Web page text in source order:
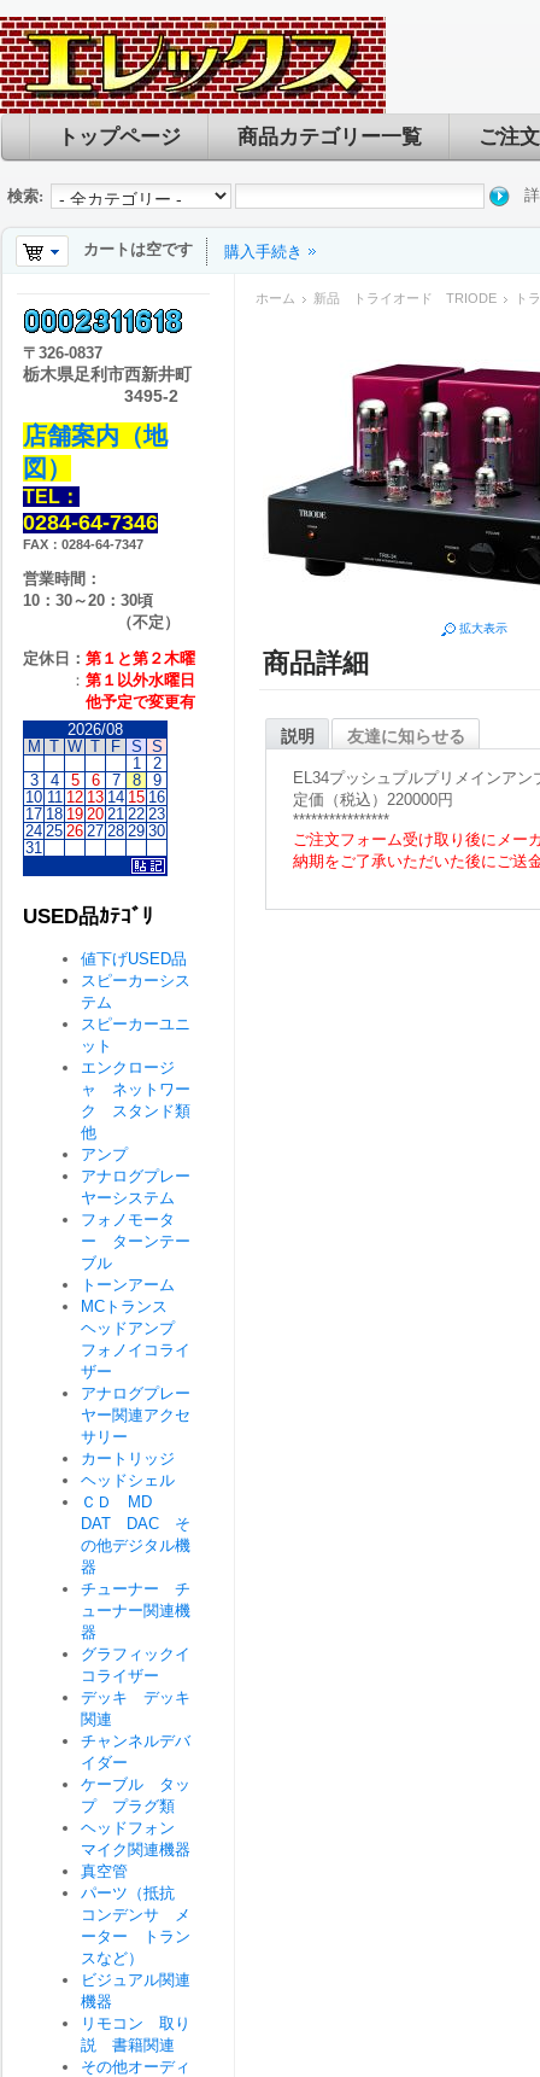
トップページ 商品カテゴリー一覧 ご注
検索:
カートは空です 購入手続き
ホーム 新品 トライオード TRIODE ト
拡大表示
商品詳細
説明 友達に知らせる
EL34プッシュプルプリメインアン
定価（税込）220000円
****************
ご注文フォーム受け取り後にメー
納期をご了承いただいた後にご送
〒 326-0837
栃木県足利市西新井町
3495-2
店舗案内（地
図）
TEL：
0284-64-7346
FAX：0284-64-7347
営業時間：
10：30～20：30頃
（不定）
定休日： 第１と第２木曜
： 第１以外水曜日
他予定で変更有
2026/08
M T W T F S S
1
2
3
4 5 6 7 8
9
10 11 12 13 14 15 16
17 18 19 20 21 22 23
24 25 26 27 28 29 30
31
USED品ｶﾃｺﾞﾘ
値下げUSED品
スピーカーシス
テム
スピーカーユニ
ット
エンクロージ
ャ ネットワー
ク スタンド類
他
アンプ
アナログプレー
ヤーシステム
フォノモータ
ー ターンテー
ブル
トーンアーム
MCトランス
ヘッドアンプ
フォノイコライ
ザー
アナログプレー
ヤー関連アクセ
サリー
カートリッジ
ヘッドシェル
ＣＤ MD
DAT DAC そ
の他デジタル機
器
チューナー チ
ューナー関連機
器
グラフィックイ
コライザー
デッキ デッキ
関連
チャンネルデバ
イダー
ケーブル タッ
プ プラグ類
ヘッドフォン
マイク関連機器
真空管
パーツ（抵抗
コンデンサ メ
ーター トラン
スなど）
ビジュアル関連
機器
リモコン 取り
説 書籍関連
その他オーディ